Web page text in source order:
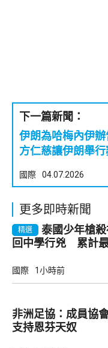
下一篇新聞：
伊朗為哈梅內伊
方仁慈讓伊朗舉
國際 04.07.2026
更多即時新聞
精選
泰國少年槍
回中學行兇 累計
國際 1小時前
非洲足協：成員協
支持恩芬天奴